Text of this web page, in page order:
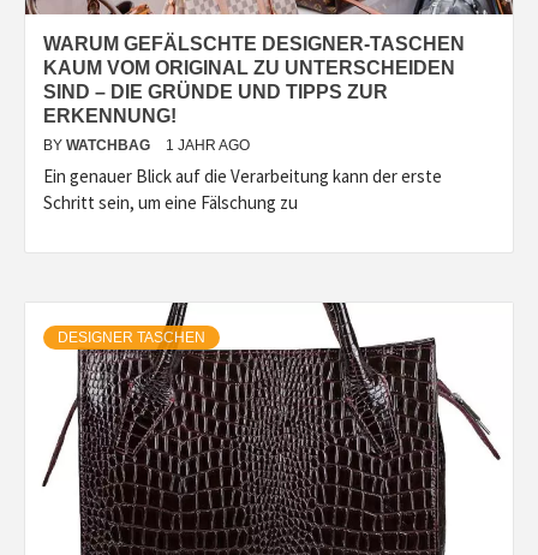
WARUM GEFÄLSCHTE DESIGNER-TASCHEN
KAUM VOM ORIGINAL ZU UNTERSCHEIDEN
SIND – DIE GRÜNDE UND TIPPS ZUR
ERKENNUNG!
BY WATCHBAG 1 JAHR AGO
Ein genauer Blick auf die Verarbeitung kann der erste
Schritt sein, um eine Fälschung zu
DESIGNER TASCHEN